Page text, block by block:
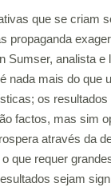
que se criam
propaganda
Sumser, analista e
nada mais do que
os
factos, mas sim
através da
que requer
sejam